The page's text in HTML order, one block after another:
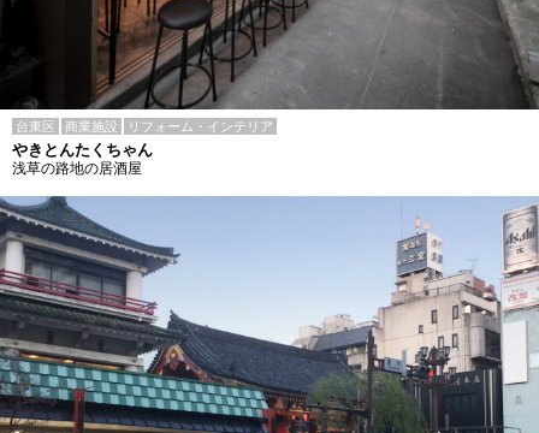
台東区 商業施設 リフォーム・インテリア
やきとんたくちゃん
浅草の路地の居酒屋